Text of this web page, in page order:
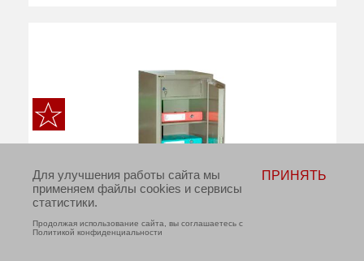
Для улучшения работы сайта мы
применяем файлы cookies и сервисы
статистики.
Продолжая использование сайта, вы соглашаетесь с
Политикой конфиденциальности
ПРИНЯТЬ